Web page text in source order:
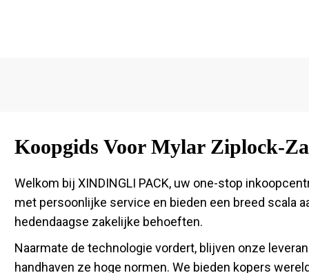
Koopgids Voor Mylar Ziplock-
Welkom bij XINDINGLI PACK, uw one-stop
met persoonlijke service en bieden een breed scala
hedendaagse zakelijke behoeften.
Naarmate de technologie vordert, blijven onze
handhaven ze hoge normen. We bieden kopers